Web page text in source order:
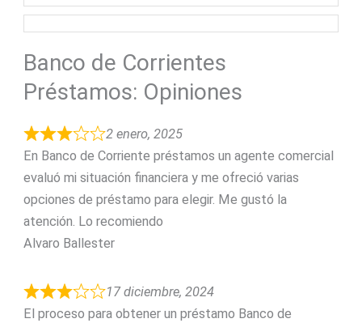
Banco de Corrientes
Préstamos: Opiniones
2 enero, 2025
En Banco de Corriente préstamos un agente comercial
evaluó mi situación financiera y me ofreció varias
opciones de préstamo para elegir. Me gustó la
atención. Lo recomiendo
Alvaro Ballester
17 diciembre, 2024
El proceso para obtener un préstamo Banco de